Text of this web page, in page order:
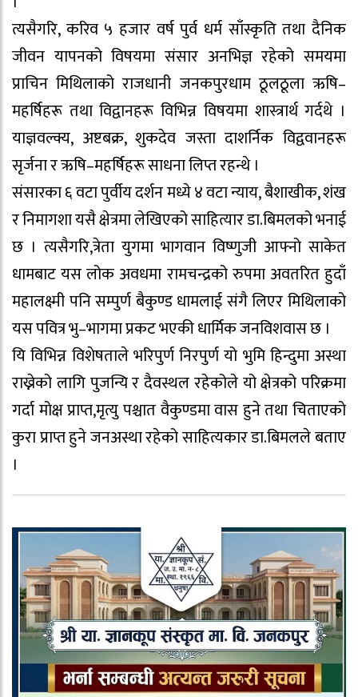
त्यसैगरि, करिव ५ हजार वर्ष पुर्व धर्म साँस्कृति तथा दैनिक
जीवन यापनको विषयमा संसार अनभिज्ञ रहेको समयमा
प्राचिन मिथिलाको राजधानी जनकपुरधाम ठूलठूला ऋषि–
महर्षिहरू तथा विद्वानहरू विभिन्न विषयमा शास्त्रार्थ गर्दथे ।
याज्ञवल्क्य, अष्टबक्र, शुकदेव जस्ता दाशर्निक विद्ववानहरू
सृर्जना र ऋषि–महर्षिहरू साधना लिप्त रहन्थे ।
संसारका ६ वटा पुर्वीय दर्शन मध्ये ४ वटा न्याय, बैशाखीक, शंख
र निमागशा यसै क्षेत्रमा लेखिएको साहित्यार डा.बिमलको भनाई
छ । त्यसैगरि,त्रेता युगमा भागवान विष्णुजी आफ्नो साकेत
धामबाट यस लोक अवधमा रामचन्द्रको रुपमा अवतरित हुदाँ
महालक्ष्मी पनि सम्पुर्ण बैकुण्ड धामलाई संगै लिएर मिथिलाको
यस पवित्र भु–भागमा प्रकट भएकी धार्मिक जनविशवास छ ।
यि विभिन्न विशेषताले भरिपुर्ण निरपुर्ण यो भुमि हिन्दुमा अस्था
राख्नेको लागि पुजन्यि र दैवस्थल रहेकोले यो क्षेत्रको परिक्रमा
गर्दा मोक्ष प्राप्त,मृत्यु पश्चात वैकुण्डमा वास हुने तथा चिताएको
कुरा प्राप्त हुने जनअस्था रहेको साहित्यकार डा.बिमलले बताए
।